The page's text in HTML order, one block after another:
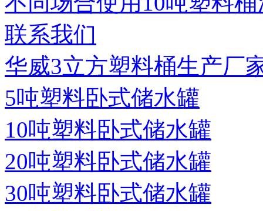
联系我们
华威3立方塑料桶生产厂
5吨塑料卧式储水罐
10吨塑料卧式储水罐
20吨塑料卧式储水罐
30吨塑料卧式储水罐